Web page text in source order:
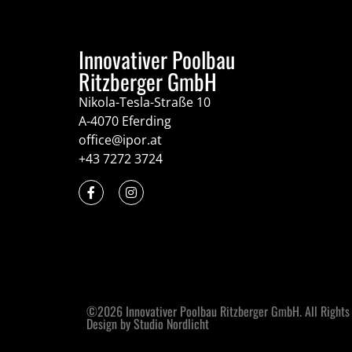
Innovativer Poolbau
Ritzberger GmbH
Nikola-Tesla-Straße 10
A-4070 Eferding
office@ipor.at
+43 7272 3724
©2026 Innovativer Poolbau Ritzberger GmbH. All Rights
Design by Studio Nordlicht